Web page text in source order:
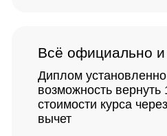
Всё официально и
Диплом
возможность вернуть
стоимости курса
вычет